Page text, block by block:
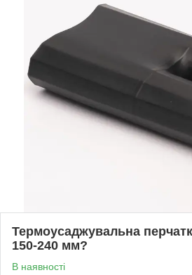
Термоусаджувальна
150-240 мм?
В наявності